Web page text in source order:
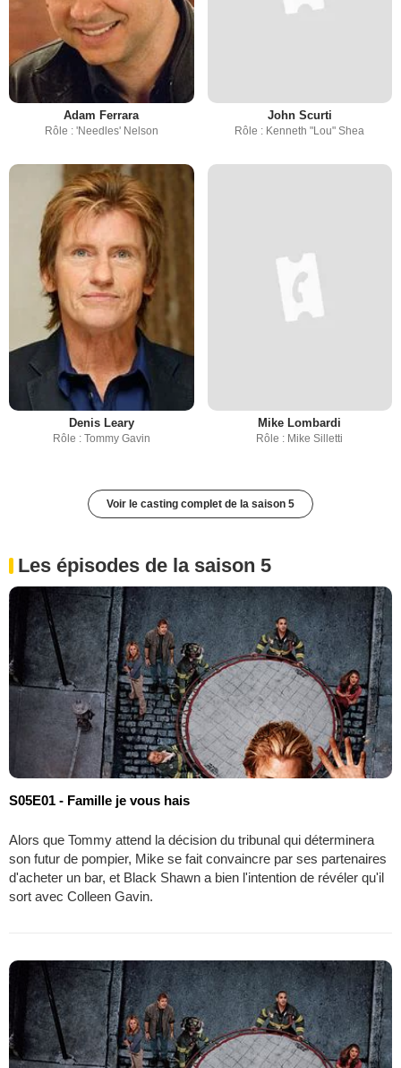
Adam Ferrara
Rôle : 'Needles' Nelson
John Scurti
Rôle : Kenneth "Lou" Shea
Denis Leary
Rôle : Tommy Gavin
Mike Lombardi
Rôle : Mike Silletti
Voir le casting complet de la saison 5
Les épisodes de la saison 5
S05E01 - Famille je vous hais
Alors que Tommy attend la décision du tribunal qui déterminera
son futur de pompier, Mike se fait convaincre par ses partenaires
d'acheter un bar, et Black Shawn a bien l'intention de révéler qu'il
sort avec Colleen Gavin.